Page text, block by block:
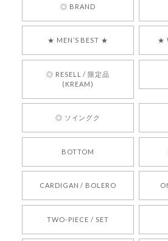
嬉しいレビューをありがとう
気に入っていただけたようで
言葉をいただきありがとうご
お買い物いただけたとのこと
す。 これからも迅速かつ丁寧
心してご利用いただけるショ
ります。 また気になる商品が
りお待ちしております。
2026/05/24
◎ BRAND
★ MEN’S BEST ★ ★
◎ RESELL / 限定品
(KREAM)
◎ ソイングク
BOTTOM
CARDIGAN / BOLERO
TWO-PIECE / SET